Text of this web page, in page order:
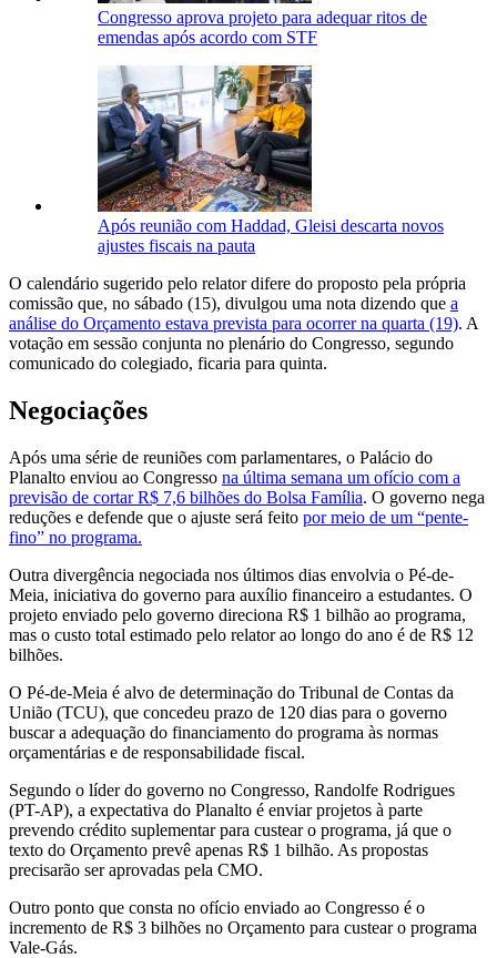
Congresso aprova projeto para adequar ritos de
emendas após acordo com STF
Após reunião com Haddad, Gleisi descarta novos
ajustes fiscais na pauta
O calendário sugerido pelo relator difere do proposto pela própria
comissão que, no sábado (15), divulgou uma nota dizendo que a
análise do Orçamento estava prevista para ocorrer na quarta (19). A
votação em sessão conjunta no plenário do Congresso, segundo
comunicado do colegiado, ficaria para quinta.
Negociações
Após uma série de reuniões com parlamentares, o Palácio do
Planalto enviou ao Congresso na última semana um ofício com a
previsão de cortar R$ 7,6 bilhões do Bolsa Família. O governo nega
reduções e defende que o ajuste será feito por meio de um “pente-
fino” no programa.
Outra divergência negociada nos últimos dias envolvia o Pé-de-
Meia, iniciativa do governo para auxílio financeiro a estudantes. O
projeto enviado pelo governo direciona R$ 1 bilhão ao programa,
mas o custo total estimado pelo relator ao longo do ano é de R$ 12
bilhões.
O Pé-de-Meia é alvo de determinação do Tribunal de Contas da
União (TCU), que concedeu prazo de 120 dias para o governo
buscar a adequação do financiamento do programa às normas
orçamentárias e de responsabilidade fiscal.
Segundo o líder do governo no Congresso, Randolfe Rodrigues
(PT-AP), a expectativa do Planalto é enviar projetos à parte
prevendo crédito suplementar para custear o programa, já que o
texto do Orçamento prevê apenas R$ 1 bilhão. As propostas
precisarão ser aprovadas pela CMO.
Outro ponto que consta no ofício enviado ao Congresso é o
incremento de R$ 3 bilhões no Orçamento para custear o programa
Vale-Gás.